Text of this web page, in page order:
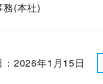
務(本社)
：2026年1月15日